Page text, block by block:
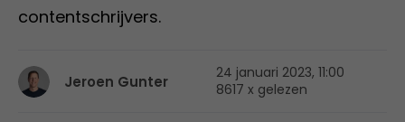
contentschrijvers.
Jeroen Gunter
24 januari 2023, 11:00
8617 x gelezen